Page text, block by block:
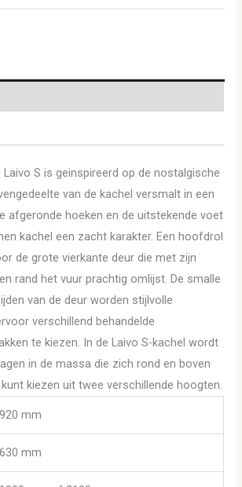
Laivo S is geinspireerd op de nostalgische
van de kachel versmalt in een
afgeronde hoeken en de uitstekende voet
kachel een zacht karakter. Een hoofdrol
de grote vierkante deur die met zijn
rand het vuur prachtig omlijst. De smalle
van de deur worden stijlvolle
verschillend behandelde
te kiezen. In de Laivo S-kachel wordt
in de massa die zich rond en boven
kiezen uit twee verschillende hoogten.
920 mm
630 mm